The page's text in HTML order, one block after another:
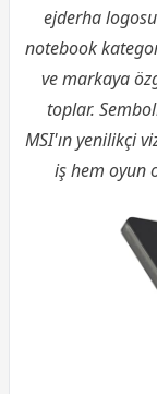
ejderha
notebook
ve markaya
toplar.
MSI'ın yenilikçi
iş hem oyun